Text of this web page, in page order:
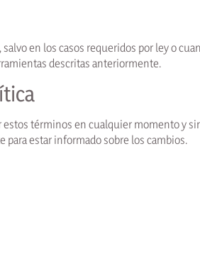
en los casos requeridos por ley o
descritas anteriormente.
términos en cualquier momento y
para estar informado sobre los cambios.